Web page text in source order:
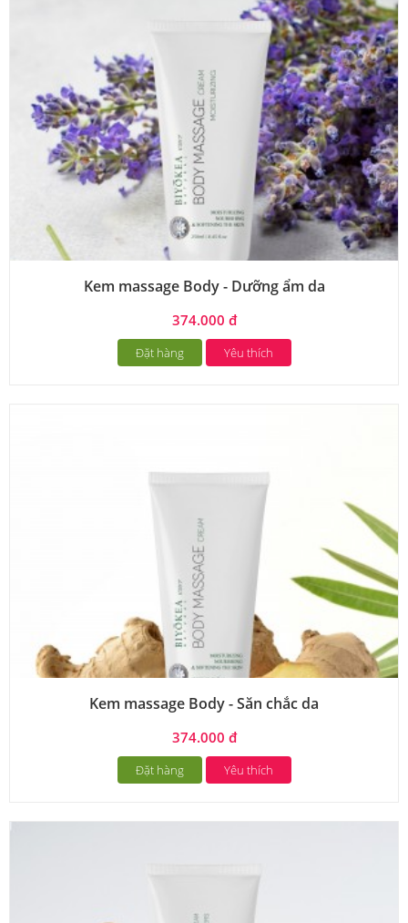
Kem massage Body - Dưỡng ẩm da
374.000 đ
Đặt hàng Yêu thích
Kem massage Body - Săn chắc da
374.000 đ
Đặt hàng Yêu thích